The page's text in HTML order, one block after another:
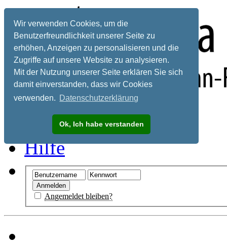
Wir verwenden Cookies, um die
Benutzerfreundlichkeit unserer Seite zu
erhöhen, Anzeigen zu personalisieren und die
Zugriffe auf unsere Website zu analysieren.
Mit der Nutzung unserer Seite erklären Sie sich
damit einverstanden, dass wir Cookies
verwenden. Datenschutzerklärung
Ok, Ich habe verstanden
Registrieren
Hilfe
Angemeldet bleiben?